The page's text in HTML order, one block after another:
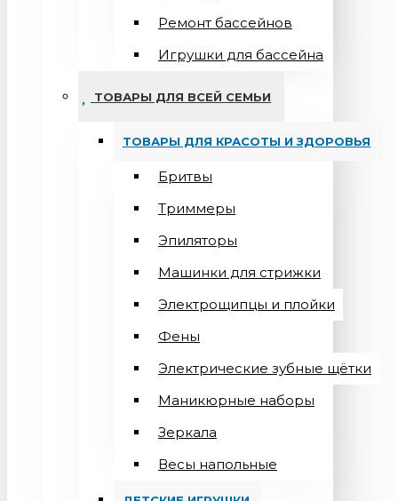
Ремонт бассейнов
Игрушки для бассейна
ТОВАРЫ ДЛЯ ВСЕЙ СЕМЬИ
ТОВАРЫ ДЛЯ КРАСОТЫ И ЗДОРОВЬЯ
Бритвы
Триммеры
Эпиляторы
Машинки для стрижки
Электрощипцы и плойки
Фены
Электрические зубные щётки
Маникюрные наборы
Зеркала
Весы напольные